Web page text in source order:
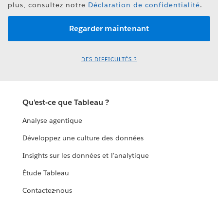
plus, consultez notre Déclaration de confidentialité.
DES DIFFICULTÉS ?
Qu'est-ce que Tableau ?
Analyse agentique
Développez une culture des données
Insights sur les données et l'analytique
Étude Tableau
Contactez-nous